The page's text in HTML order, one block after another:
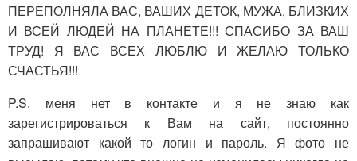
ПЕРЕПОЛНЯЛА ВАС, ВАШИХ ДЕТОК, МУЖА, БЛИЗКИХ
И ВСЕЙ ЛЮДЕЙ НА ПЛАНЕТЕ!!! СПАСИБО ЗА ВАШ
ТРУД! Я ВАС ВСЕХ ЛЮБЛЮ И ЖЕЛАЮ ТОЛЬКО
СЧАСТЬЯ!!!
P.S. меня нет в контакте и я не знаю как
зарегистрироваться к Вам на сайт, постоянно
запрашивают какой то логин и пароль. Я фото не